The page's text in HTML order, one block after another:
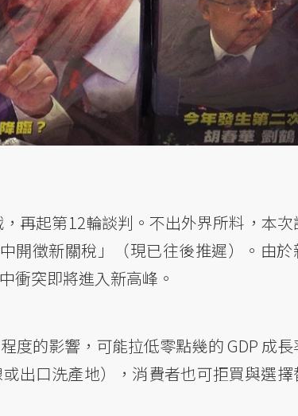
再起第12輪談判。不出外界所料，本次
開徵新關稅」（現已往後推遲）。由於
衝突即將進入新高峰。
度的影響，可能拉低零點幾的 GDP 成
出口洗產地），消費者也可拒買與選擇